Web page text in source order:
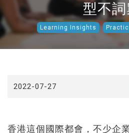
型不詞
Learning Insights
2022-07-27
香港這個國際都會，不少企